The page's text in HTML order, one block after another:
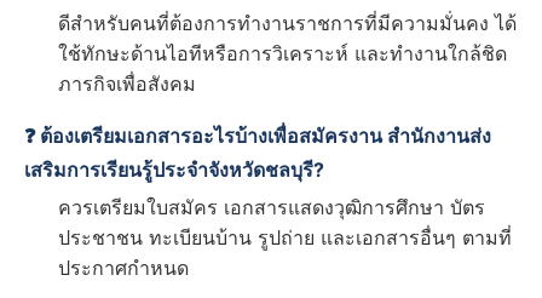
ดีสำหรับคนที่ต้องการทำงานราชการที่มีความมั่นคง ได้
ใช้ทักษะด้านไอทีหรือการวิเคราะห์ และทำงานใกล้ชิด
ภารกิจเพื่อสังคม
❓ ต้องเตรียมเอกสารอะไรบ้างเพื่อสมัครงาน สำนักงานส่ง
เสริมการเรียนรู้ประจำจังหวัดชลบุรี?
ควรเตรียมใบสมัคร เอกสารแสดงวุฒิการศึกษา บัตร
ประชาชน ทะเบียนบ้าน รูปถ่าย และเอกสารอื่นๆ ตามที่
ประกาศกำหนด